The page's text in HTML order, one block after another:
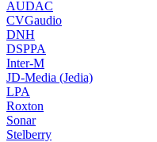
AUDAC
CVGaudio
DNH
DSPPA
Inter-M
JD-Media (Jedia)
LPA
Roxton
Sonar
Stelberry